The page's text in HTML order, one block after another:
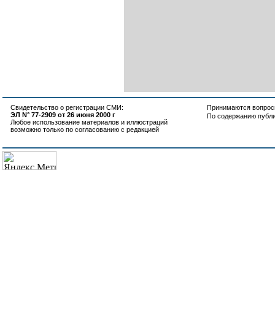
Свидетельство о регистрации СМИ:
ЭЛ N° 77-2909 от 26 июня 2000 г
Любое использование материалов и иллюстраций
возможно только по согласованию с редакцией
Принимаются
По содержанию